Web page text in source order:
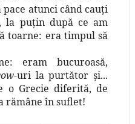
atunci când cauţi
la puţin după ce am
toarne: era timpul să
eram bucuroasă,
-uri la purtător şi...
o Grecie diferită, de
rămâne în suflet!